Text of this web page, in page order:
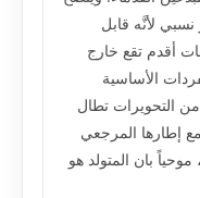
نسبي لأنَّه قابل
أقدم تقع خارج
الأساسية
التحويرات تطال
إطارها المرجعي
بان المتولد هو